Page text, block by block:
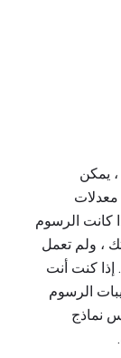
يمكن
إذا كانت الرسوم
خلال 100 ساعة لوقتك ، ولم تعمل
ساعة ، فسيكون معدل تحقيقك 200٪. إذا كنت أنت
الرسوم
نماذج